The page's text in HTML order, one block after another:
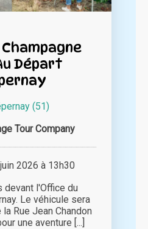
Départ
(51)
Tour Company
2026 à 13h30
devant l'Office du
Le véhicule sera
Rue Jean Chandon
une aventure [...]